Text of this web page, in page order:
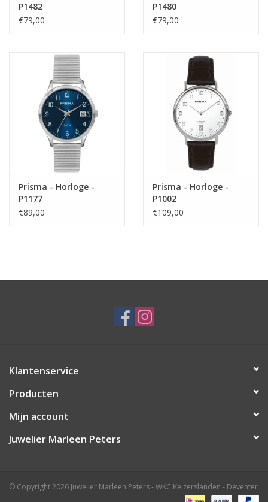
P1482
€79,00
P1480
€79,00
Prisma - Horloge -
P1177
€89,00
Prisma - Horloge -
P1002
€109,00
Klantenservice
Producten
Mijn account
Juwelier Marleen Peters
© Copyright 2026 Juwelier Marleen Peters - WKC Keizerslanden - Deventer